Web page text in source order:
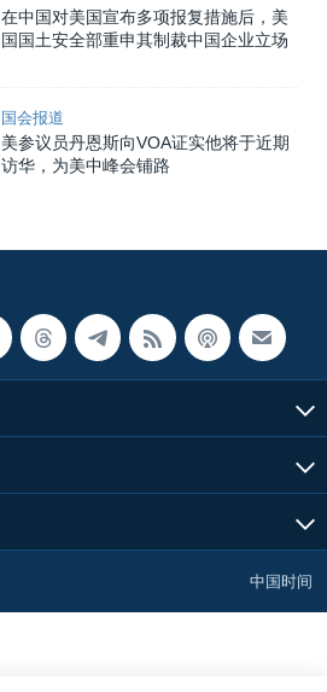
在中国对美国宣布多项报复措施后，美
国国土安全部重申其制裁中国企业立场
国会报道
美参议员丹恩斯向VOA证实他将于近期
访华，为美中峰会铺路
中国时间